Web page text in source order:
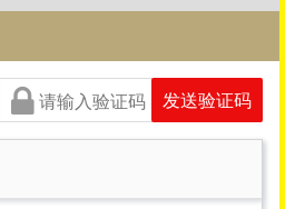
发送验证码